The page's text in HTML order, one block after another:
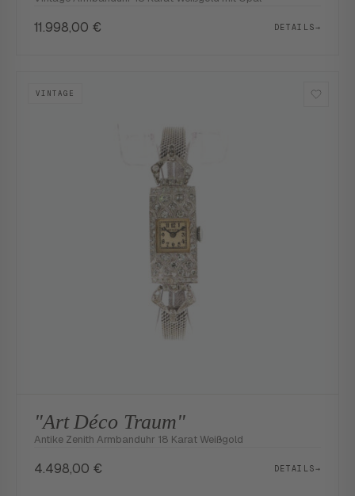
11.998,00 € DETAILS→
VINTAGE
"Art Déco Traum"
Antike Zenith Armbanduhr 18 Karat Weißgold
4.498,00 € DETAILS→